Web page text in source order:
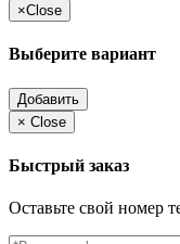
×Close
Выберите вариант
Добавить
× Close
Быстрый заказ
Оставьте свой номер